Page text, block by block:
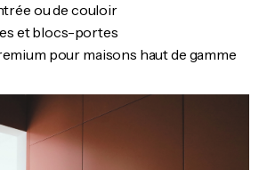
ou de couloir
et blocs-portes
pour maisons haut de gamme